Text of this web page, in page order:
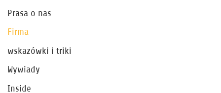
Prasa o nas
Firma
wskazówki i triki
Wywiady
Inside